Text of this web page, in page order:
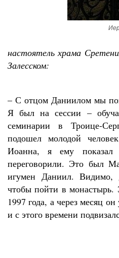
настоятель храма
Залесском:
– С отцом Даниилом мы
Я был на сессии –
семинарии в Троице-
подошел молодой
Иоанна, я ему показал
переговорили. Это был
игумен Даниил. Видимо,
чтобы пойти в монастырь.
1997 года, а через месяц
и с этого времени